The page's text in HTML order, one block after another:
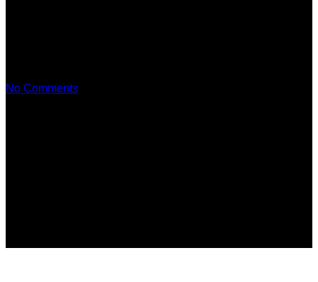
No Comments